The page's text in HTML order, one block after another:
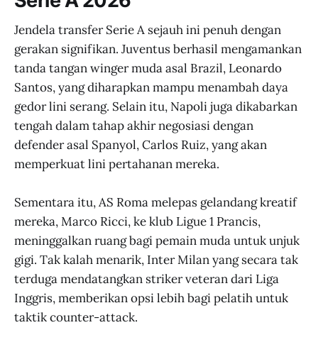
Jendela transfer Serie A sejauh ini penuh dengan
gerakan signifikan. Juventus berhasil mengamankan
tanda tangan winger muda asal Brazil, Leonardo
Santos, yang diharapkan mampu menambah daya
gedor lini serang. Selain itu, Napoli juga dikabarkan
tengah dalam tahap akhir negosiasi dengan
defender asal Spanyol, Carlos Ruiz, yang akan
memperkuat lini pertahanan mereka.
Sementara itu, AS Roma melepas gelandang kreatif
mereka, Marco Ricci, ke klub Ligue 1 Prancis,
meninggalkan ruang bagi pemain muda untuk unjuk
gigi. Tak kalah menarik, Inter Milan yang secara tak
terduga mendatangkan striker veteran dari Liga
Inggris, memberikan opsi lebih bagi pelatih untuk
taktik counter-attack.